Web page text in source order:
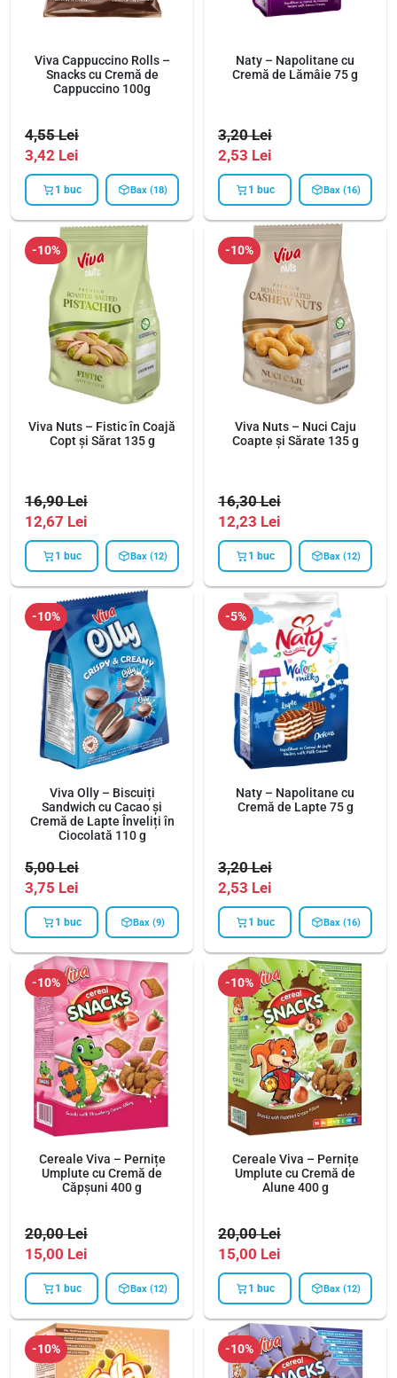
Viva Cappuccino Rolls –
Snacks cu Cremă de
Cappuccino 100g
4,55Lei
3,42 Lei
1 buc Bax (18)
Naty – Napolitane cu
Cremă de Lămâie 75 g
3,20Lei
2,53 Lei
1 buc Bax (16)
-10%
Viva Nuts – Fistic în Coajă
Copt și Sărat 135 g
16,90Lei
12,67 Lei
1 buc Bax (12)
-10%
Viva Nuts – Nuci Caju
Coapte și Sărate 135 g
16,30Lei
12,23 Lei
1 buc Bax (12)
-10%
Viva Olly – Biscuiți
Sandwich cu Cacao și
Cremă de Lapte Înveliți în
Ciocolată 110 g
5,00Lei
3,75 Lei
1 buc Bax (9)
-5%
Naty – Napolitane cu
Cremă de Lapte 75 g
3,20Lei
2,53 Lei
1 buc Bax (16)
-10%
Cereale Viva – Pernițe
Umplute cu Cremă de
Căpșuni 400 g
20,00Lei
15,00 Lei
1 buc Bax (12)
-10%
Cereale Viva – Pernițe
Umplute cu Cremă de
Alune 400 g
20,00Lei
15,00 Lei
1 buc Bax (12)
-10% -10%